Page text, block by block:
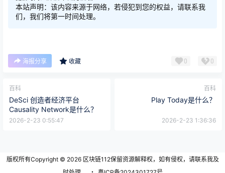
本站声明：该内容来源于网络，若侵犯到您的权益，请联系我
们，我们将第一时间处理。
海报分享 收藏 0 0
百科
DeSci 创造者经济平台
Causality Network是什么？
2026-2-23 0:55:47
百科
Play Today是什么？
2026-2-23 1:36:36
版权所有Copyright © 2026区块链112保留资源解释权，如有侵权，请联系我及